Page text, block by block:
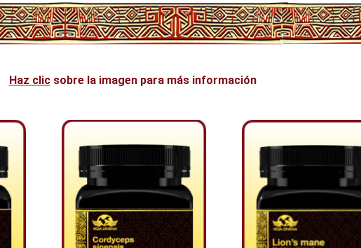
Haz clicsobre la imagen para más información